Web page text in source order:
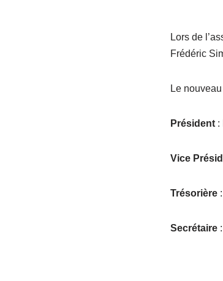
Lors de
Frédéric
Le
Président:
Vice
Trésorière:
Secrétaire: